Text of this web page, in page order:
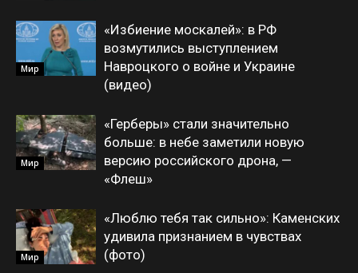
Мир
«Избиение москалей»: в РФ
возмутились выступлением
Навроцкого о войне и Украине
(видео)
Мир
«Герберы» стали значительно
больше: в небе заметили новую
версию российского дрона, —
«Флеш»
Мир
«Люблю тебя так сильно»: Каменских
удивила признанием в чувствах
(фото)